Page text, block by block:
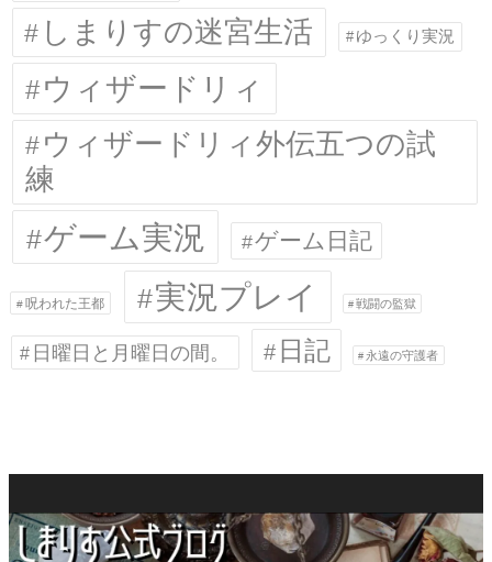
しまりすの迷宮生活 ゆっくり実況
ウィザードリィ
ウィザードリィ外伝五つの試
練
ゲーム実況 ゲーム日記
呪われた王都 実況プレイ 戦闘の監獄
日曜日と月曜日の間。 日記 永遠の守護者